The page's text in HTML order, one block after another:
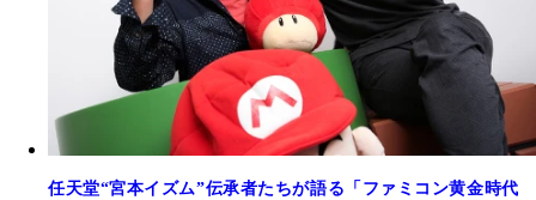
任天堂“宮本イズム”伝承者たちが語る「ファミコン黄金時代